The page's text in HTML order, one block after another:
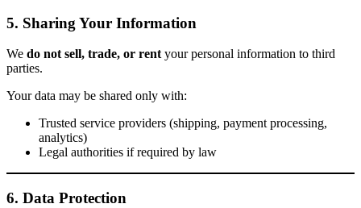
5. Sharing Your Information
We do not sell, trade, or rentyour personal information to third
parties.
Your data may be shared only with:
Trusted service providers (shipping, payment processing,
analytics)
Legal authorities if required by law
6. Data Protection